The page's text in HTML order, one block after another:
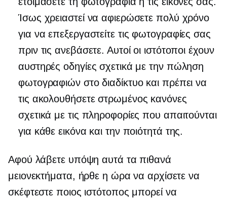
Ίσως χρειαστεί να αφιερώσετε πολύ χρόνο
για να επεξεργαστείτε τις φωτογραφίες σας
πριν τις ανεβάσετε. Αυτοί οι ιστότοποι έχουν
αυστηρές οδηγίες σχετικά με την πώληση
φωτογραφιών στο διαδίκτυο και πρέπει να
τις ακολουθήσετεστρωμένος κανόνες
σχετικά με τις πληροφορίες που απαιτούνται
για κάθε εικόνα και την ποιότητά της.
Αφού λάβετε υπόψη αυτά τα πιθανά
μειονεκτήματα, ήρθε η ώρα να αρχίσετε να
σκέφτεστε ποιος ιστότοπος μπορεί να